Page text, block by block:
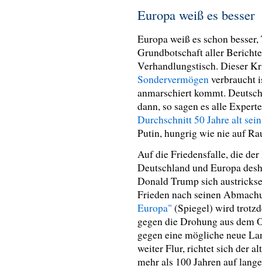
Europa weiß es besser
Europa weiß es schon
Grundbotschaft aller
Verhandlungstisch. Dieser
Sondervermögenverbraucht
anmarschiert kommt.
dann, so sagen es alle
Durchschnitt 50 Jahre alt sein
Putin, hungrig wie nie auf
Auf die Friedensfalle, die
Deutschland und Europa
Donald Trump sich
Frieden nach seinen
Europa" (Spiegel) wird
gegen die Drohung aus
gegen eine mögliche neue
weiter Flur, richtet sich der
mehr als 100 Jahren auf